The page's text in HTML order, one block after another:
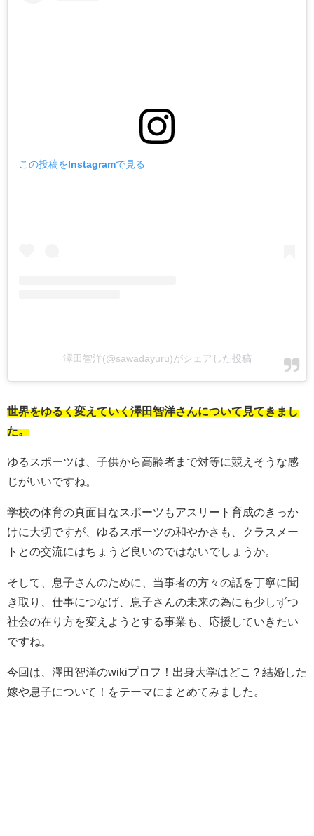
この投稿をInstagramで見る
澤田智洋(@sawadayuru)がシェアした投稿
世界をゆるく変えていく澤田智洋さんについて見てきまし
た。
ゆるスポーツは、子供から高齢者まで対等に競えそうな感
じがいいですね。
学校の体育の真面目なスポーツもアスリート育成のきっか
けに大切ですが、ゆるスポーツの和やかさも、クラスメー
トとの交流にはちょうど良いのではないでしょうか。
そして、息子さんのために、当事者の方々の話を丁寧に聞
き取り、仕事につなげ、息子さんの未来の為にも少しずつ
社会の在り方を変えようとする事業も、応援していきたい
ですね。
今回は、澤田智洋のwikiプロフ！出身大学はどこ？結婚した
嫁や息子について！をテーマにまとめてみました。